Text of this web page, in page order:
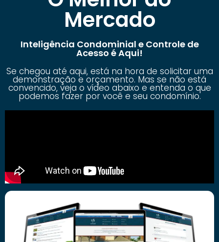
Mercado
Inteligência Condominial e Controle de
Acesso é Aqui!
Se chegou até aqui, está na hora de solicitar uma
demonstração e orçamento. Mas se não está
convencido, veja o vídeo abaixo e entenda o que
podemos fazer por você e seu condomínio.